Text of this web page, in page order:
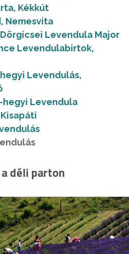
Kékkút
Nemesvita
Levendula Major
Levendulabirtok,
Levendulás,
hegyi Levendula
déli parton